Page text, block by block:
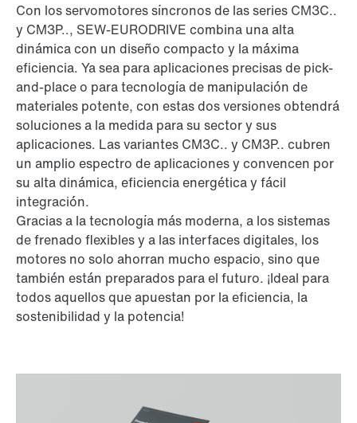
Con los servomotores síncronos de las series CM3C..
y CM3P.., SEW-EURODRIVE combina una alta
dinámica con un diseño compacto y la máxima
eficiencia. Ya sea para aplicaciones precisas de pick-
and-place o para tecnología de manipulación de
materiales potente, con estas dos versiones obtendrá
soluciones a la medida para su sector y sus
aplicaciones. Las variantes CM3C.. y CM3P.. cubren
un amplio espectro de aplicaciones y convencen por
su alta dinámica, eficiencia energética y fácil
integración.
Gracias a la tecnología más moderna, a los sistemas
de frenado flexibles y a las interfaces digitales, los
motores no solo ahorran mucho espacio, sino que
también están preparados para el futuro. ¡Ideal para
todos aquellos que apuestan por la eficiencia, la
sostenibilidad y la potencia!